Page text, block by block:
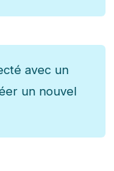
avec un
un nouvel